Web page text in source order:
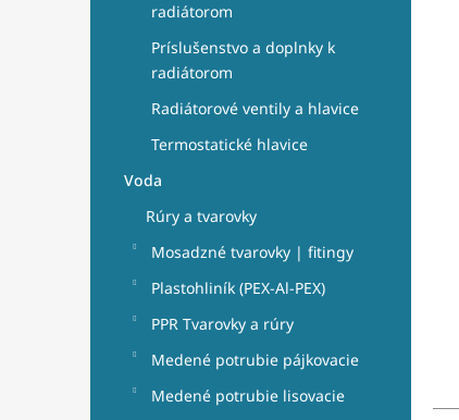
radiátorom
Príslušenstvo a doplnky k
radiátorom
Radiátorové ventily a hlavice
Termostatické hlavice
Voda
Rúry a tvarovky
Mosadzné tvarovky | fitingy
Plastohliník (PEX-Al-PEX)
PPR Tvarovky a rúry
Medené potrubie pájkovacie
Medené potrubie lisovacie